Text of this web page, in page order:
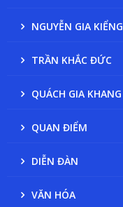
NGUYỄN GIA KIỂNG
TRẦN KHẮC ĐỨC
QUÁCH GIA KHANG
QUAN ĐIỂM
DIỄN ĐÀN
VĂN HÓA